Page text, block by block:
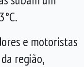
e motoristas
região,